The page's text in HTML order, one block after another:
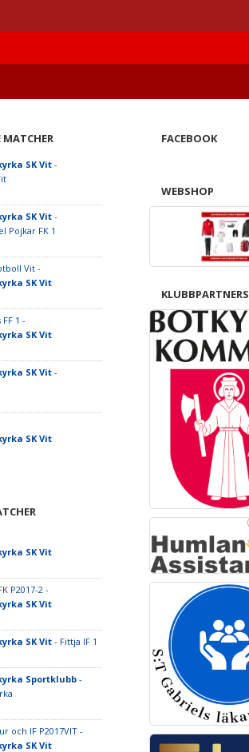
SK Vit-
SK Vit-
Pojkar FK 1
Vit -
SK Vit
1 -
SK Vit
SK Vit-
SK Vit
SK Vit
P2017-2 -
SK Vit
SK Vit- Fittja IF 1
Sportklubb-
och IF P2017VIT -
SK Vit
FACEBOOK
WEBSHOP
KLUBBPARTNERS